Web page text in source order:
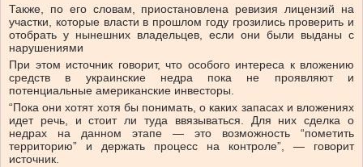
Также, по его словам, приостановлена ревизия лицензий на
участки, которые власти в прошлом году грозились проверить и
отобрать у нынешних владельцев, если они были выданы с
нарушениями
При этом источник говорит, что особого интереса к вложению
средств в украинские недра пока не проявляют и
потенциальные американские инвесторы.
“Пока они хотят хотя бы понимать, о каких запасах и вложениях
идет речь, и стоит ли туда ввязываться. Для них сделка о
недрах на данном этапе — это возможность “пометить
территорию” и держать процесс на контроле”, — говорит
источник.